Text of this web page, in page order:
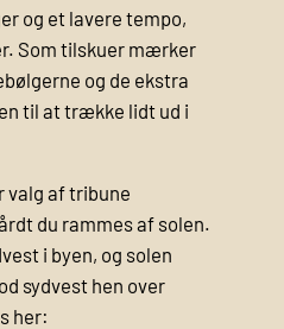
og et lavere tempo,
Som tilskuer mærker
og de ekstra
til at trække lidt ud i
valg af tribune
du rammes af solen.
i byen, og solen
sydvest hen over
her: